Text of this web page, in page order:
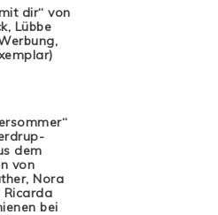
dir“ von
Lübbe
dem
von
Nora
Ricarda
bei